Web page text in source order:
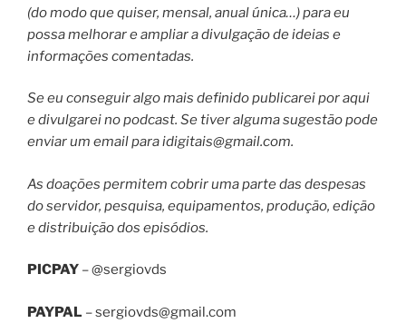
(do modo que quiser, mensal, anual única…) para eu
possa melhorar e ampliar a divulgação de ideias e
informações comentadas.
Se eu conseguir algo mais definido publicarei por aqui
e divulgarei no podcast. Se tiver alguma sugestão pode
enviar um email paraidigitais@gmail.com.
As doações permitem cobrir uma parte das despesas
do servidor, pesquisa, equipamentos, produção, edição
e distribuição dos episódios.
PICPAY – @sergiovds
PAYPAL –sergiovds@gmail.com